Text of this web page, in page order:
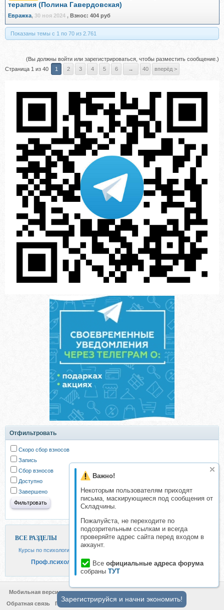
Важно!
Некоторым пользователям приходят
письма, маскирующиеся под сообщения от
Складчины.
Пожалуйста, не переходите по
подозрительным ссылкам и всегда
проверяйте адрес сайта перед входом в
аккаунт.
Все официальные адреса форума
собраны ТУТ
терапия (Полина Гавердовская)
Евражкa, 30 ноя 2024 , Взнос: 404 руб
Показаны темы с 1 по 70 из 2.761
(Вы должны войти или зарегистрироваться, чтобы разместить сообщение.)
Страница 1 из 40
1 2 3 4 5 6 → 40 вперёд >
Отфильтровать
Скоро сбор взносов
Запись
Сбор взносов
Доступно
Завершено
ВСЕ РАЗДЕЛЫ
Курсы по психологии и личностному развитию
Проф.психология и психотерапия
Мобильная версия
Обратная связь
Политика конфиденциальности
Зарегистрируйся и начни экономить!